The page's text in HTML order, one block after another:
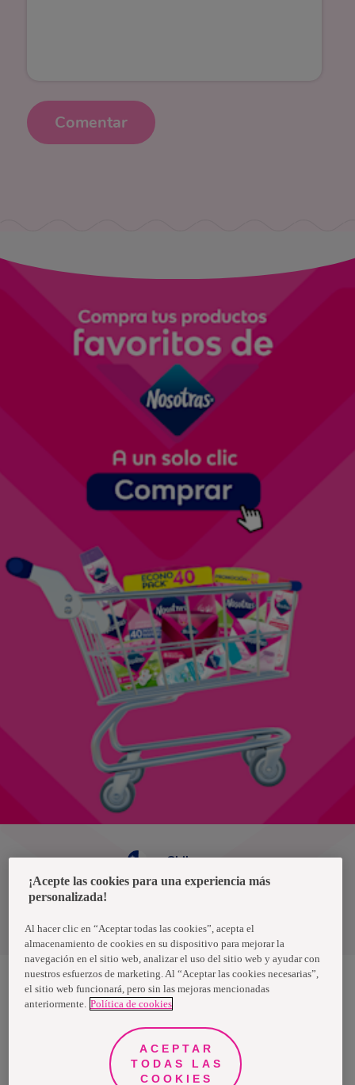
Comentar
Términos y condiciones
Chile
Nosotras, una marca de Essity - una compañía global líder en
mundo, utilizan nuestros productos, servicios y soluciones. Nuestro
propósito es romper barreras por el bienestar en beneficio de
consumidores, pacientes, cuidadores, clientes y la sociedad en
general. Vendemos en aproximadamente 150 países bajo las
principales marcas globales TENA y Tork, así como otras marcas
¡Acepte las cookies para una experiencia más
personalizada!
Al hacer clic en “Aceptar todas las cookies”, acepta el
almacenamiento de cookies en su dispositivo para mejorar la
navegación en el sitio web, analizar el uso del sitio web y ayudar con
nuestros esfuerzos de marketing. Al “Aceptar las cookies necesarias”,
el sitio web funcionará, pero sin las mejoras mencionadas
anteriormente. Política de cookies
ACEPTAR
TODAS LAS
COOKIES